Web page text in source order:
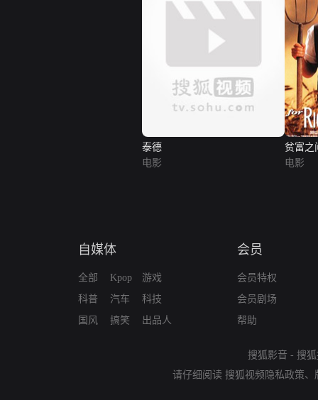
泰德
电影
贫富之
电影
自媒体
全部
科普
国风
Kpop
汽车
搞笑
游戏
科技
出品人
会员
会员特权
会员剧场
帮助
搜狐影音 - 搜
请仔细阅读 搜狐视频隐私政策、